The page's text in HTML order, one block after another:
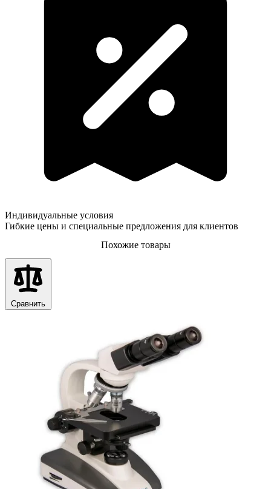
Индивидуальные условия
Гибкие цены и специальные предложения для клиентов
Похожие товары
Сравнить